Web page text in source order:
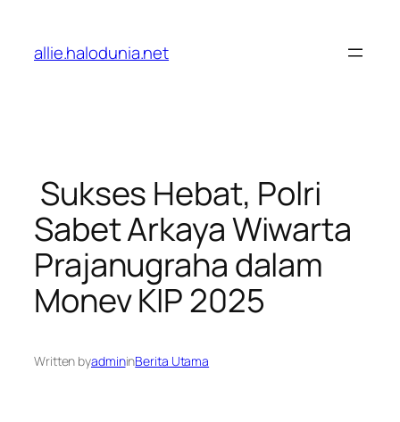
konten
allie.halodunia.net
Sukses Hebat, Polri
Sabet Arkaya Wiwarta
Prajanugraha dalam
Monev KIP 2025
Written byadmininBerita Utama